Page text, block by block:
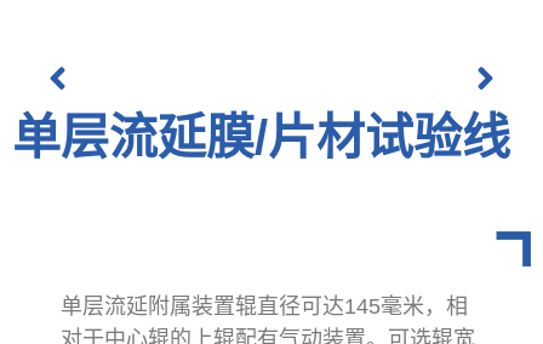
单层流延膜/片材试验线
单层流延附属装置辊直径可达145毫米，相
对于中心辊的上辊配有气动装置。可选辊宽